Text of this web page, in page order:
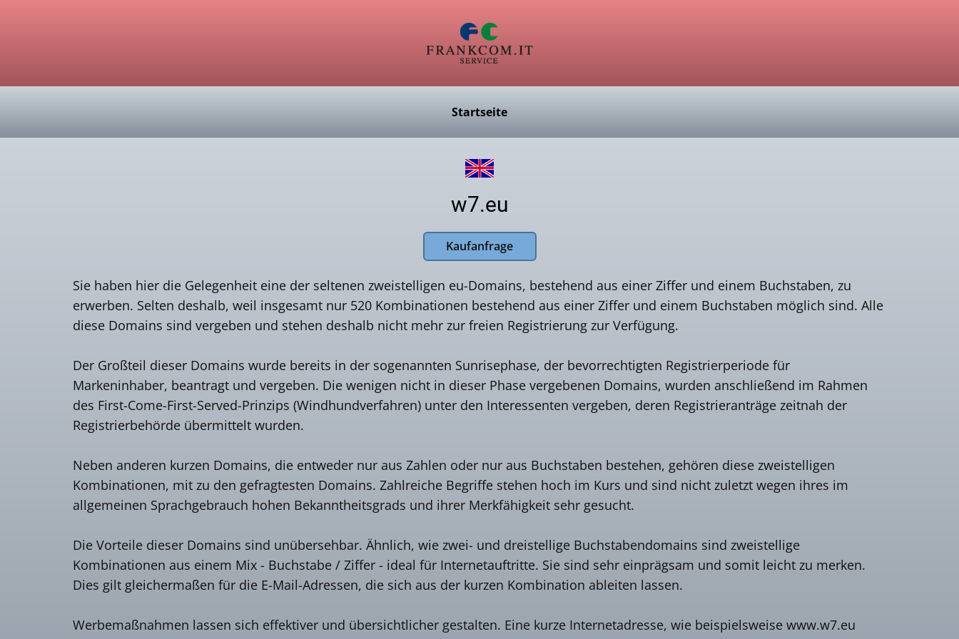
Startseite
w7.eu
Kaufanfrage
Sie haben hier die Gelegenheit eine der seltenen zweistelligen eu-Domains, bestehend aus einer Ziffer und einem Buchstaben, zu
erwerben. Selten deshalb, weil insgesamt nur 520 Kombinationen bestehend aus einer Ziffer und einem Buchstaben möglich sind. Alle
diese Domains sind vergeben und stehen deshalb nicht mehr zur freien Registrierung zur Verfügung.
Der Großteil dieser Domains wurde bereits in der sogenannten Sunrisephase, der bevorrechtigten Registrierperiode für
Markeninhaber, beantragt und vergeben. Die wenigen nicht in dieser Phase vergebenen Domains, wurden anschließend im Rahmen
des First-Come-First-Served-Prinzips (Windhundverfahren) unter den Interessenten vergeben, deren Registrieranträge zeitnah der
Registrierbehörde übermittelt wurden.
Neben anderen kurzen Domains, die entweder nur aus Zahlen oder nur aus Buchstaben bestehen, gehören diese zweistelligen
Kombinationen, mit zu den gefragtesten Domains. Zahlreiche Begriffe stehen hoch im Kurs und sind nicht zuletzt wegen ihres im
allgemeinen Sprachgebrauch hohen Bekanntheitsgrads und ihrer Merkfähigkeit sehr gesucht.
Die Vorteile dieser Domains sind unübersehbar. Ähnlich, wie zwei- und dreistellige Buchstabendomains sind zweistellige
Kombinationen aus einem Mix - Buchstabe / Ziffer - ideal für Internetauftritte. Sie sind sehr einprägsam und somit leicht zu merken.
Dies gilt gleichermaßen für die E-Mail-Adressen, die sich aus der kurzen Kombination ableiten lassen.
Werbemaßnahmen lassen sich effektiver und übersichtlicher gestalten. Eine kurze Internetadresse, wie beispielsweise www.w7.eu